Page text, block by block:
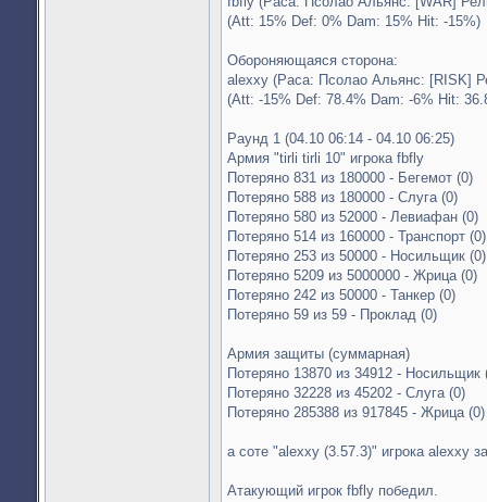
(Att: 15% Def: 0% Dam: 15% Hit: -15%)
Обороняющаяся сторона:
alexxy (Раса: Псолао Альянс: [RISK]
(Att: -15% Def: 78.4% Dam: -6% Hit:
Раунд 1 (04.10 06:14 - 04.10 06:25)
Армия "tirli tirli 10" игрока fbfly
Потеряно 831 из 180000 - Бегемот (0)
Потеряно 588 из 180000 - Слуга (0)
Потеряно 580 из 52000 - Левиафан (0)
Потеряно 514 из 160000 - Транспорт (0)
Потеряно 253 из 50000 - Носильщик (0)
Потеряно 5209 из 5000000 - Жрица (0)
Потеряно 242 из 50000 - Танкер (0)
Потеряно 59 из 59 - Проклад (0)
Армия защиты (суммарная)
Потеряно 13870 из 34912 - Носильщик
Потеряно 32228 из 45202 - Слуга (0)
Потеряно 285388 из 917845 - Жрица (0)
а соте "alexxy (3.57.3)" игрока alexxy
Атакующий игрок fbfly победил.